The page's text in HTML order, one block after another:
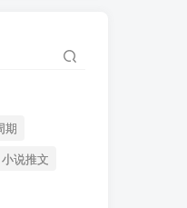
期
小说推文
、水下是什么意思？
板战法的精髓